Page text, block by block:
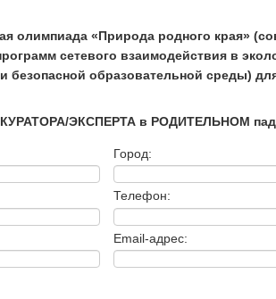
олимпиада «Природа родного края»
сетевого взаимодействия в
и безопасной образовательной среды)
КУРАТОРА/ЭКСПЕРТА в РОДИТЕЛЬНОМ
Город:
Телефон:
Email-адрес: